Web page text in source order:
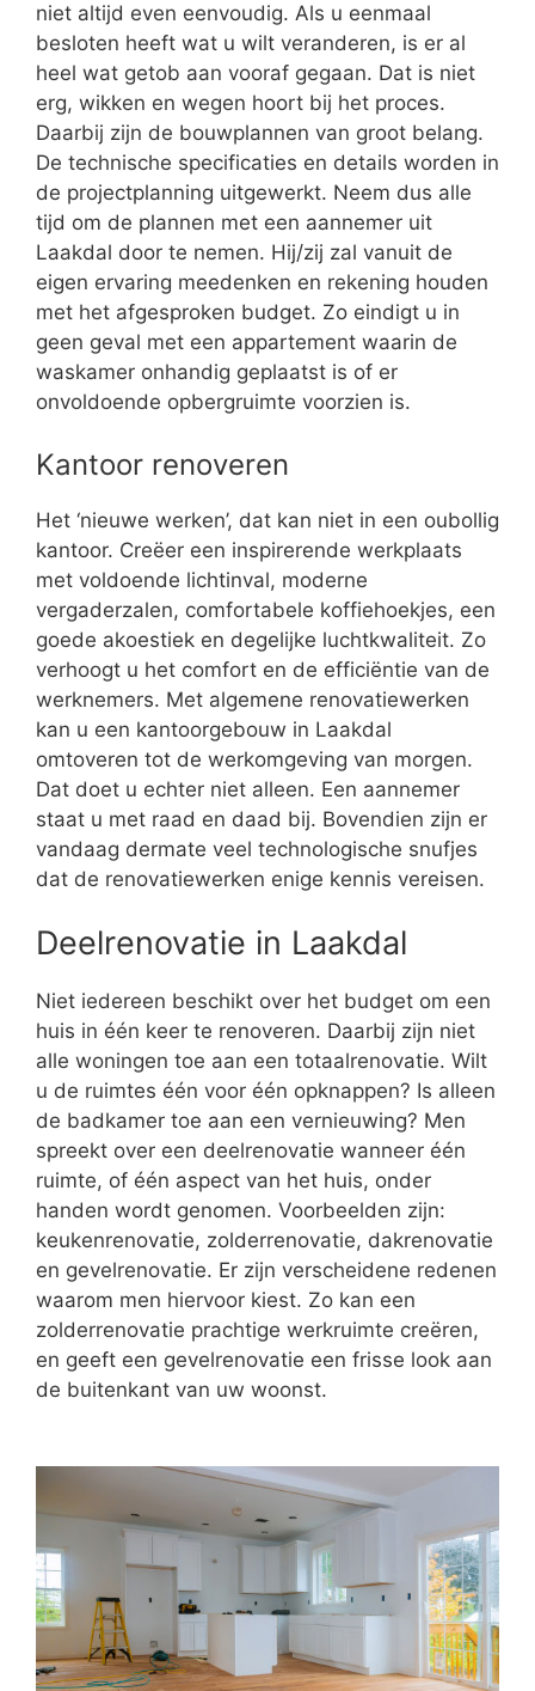
niet altijd even eenvoudig. Als u eenmaal
besloten heeft wat u wilt veranderen, is er al
heel wat getob aan vooraf gegaan. Dat is niet
erg, wikken en wegen hoort bij het proces.
Daarbij zijn de bouwplannen van groot belang.
De technische specificaties en details worden in
de projectplanning uitgewerkt. Neem dus alle
tijd om de plannen met een aannemer uit
Laakdal door te nemen. Hij/zij zal vanuit de
eigen ervaring meedenken en rekening houden
met het afgesproken budget. Zo eindigt u in
geen geval met een appartement waarin de
waskamer onhandig geplaatst is of er
onvoldoende opbergruimte voorzien is.
Kantoor renoveren
Het ‘nieuwe werken’, dat kan niet in een oubollig
kantoor. Creëer een inspirerende werkplaats
met voldoende lichtinval, moderne
vergaderzalen, comfortabele koffiehoekjes, een
goede akoestiek en degelijke luchtkwaliteit. Zo
verhoogt u het comfort en de efficiëntie van de
werknemers. Met algemene renovatiewerken
kan u een kantoorgebouw in Laakdal
omtoveren tot de werkomgeving van morgen.
Dat doet u echter niet alleen. Een aannemer
staat u met raad en daad bij. Bovendien zijn er
vandaag dermate veel technologische snufjes
dat de renovatiewerken enige kennis vereisen.
Deelrenovatie in Laakdal
Niet iedereen beschikt over het budget om een
huis in één keer te renoveren. Daarbij zijn niet
alle woningen toe aan een totaalrenovatie. Wilt
u de ruimtes één voor één opknappen? Is alleen
de badkamer toe aan een vernieuwing? Men
spreekt over een deelrenovatie wanneer één
ruimte, of één aspect van het huis, onder
handen wordt genomen. Voorbeelden zijn:
keukenrenovatie, zolderrenovatie, dakrenovatie
en gevelrenovatie. Er zijn verscheidene redenen
waarom men hiervoor kiest. Zo kan een
zolderrenovatie prachtige werkruimte creëren,
en geeft een gevelrenovatie een frisse look aan
de buitenkant van uw woonst.